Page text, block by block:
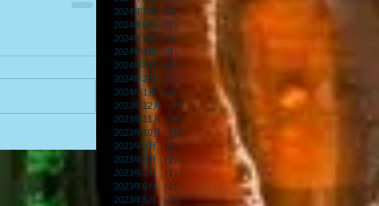
2024年7月
（4）
4件の記事
2024年6月
（2）
2件の記事
2024年5月
（3）
3件の記事
2024年4月
（9）
2024年3月
（6）
6件の記事
2024年2月
（1）
2024年1月
（3）
3件の記事
2023年12月
（7）
7件の記事
2023年11月
（1）
1件の記事
2023年10月
（5）
5件の記事
2023年9月
（2）
2023年8月
（2）
2023年7月
（1）
2023年6月
（2）
2023年5月
（3）3件の記事